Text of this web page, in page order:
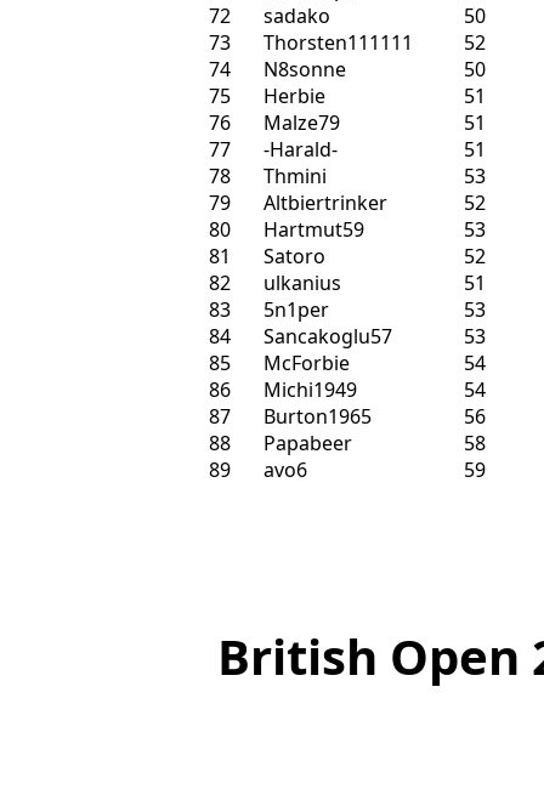
72
sadako
50
73
Thorsten111111
52
74
N8sonne
50
75
Herbie
51
76
Malze79
51
77
-Harald-
51
78
Thmini
53
79
Altbiertrinker
52
80
Hartmut59
53
81
Satoro
52
82
ulkanius
51
83
5n1per
53
84
Sancakoglu57
53
85
McForbie
54
86
Michi1949
54
87
Burton1965
56
88
Papabeer
58
89
avo6 59
British Open